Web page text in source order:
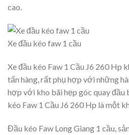
cao.
Xe đầu kéo faw 1 cầu
Xe đầu kéo Faw 1 Cầu J6 260 Hp
tấn hàng, rất phụ hợp với những
hợp với kho bãi hẹp góc quay đầu
kéo Faw 1 Cầu J6 260 Hp là một
Đầu kéo Faw Long Giang 1 cầu,